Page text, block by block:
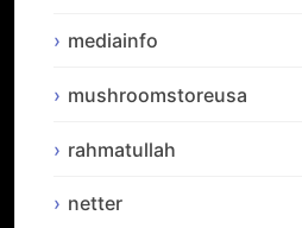
mediainfo
mushroomstoreusa
rahmatullah
netter